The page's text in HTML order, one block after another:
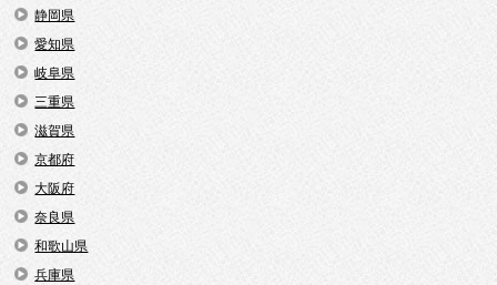
静岡県
愛知県
岐阜県
三重県
滋賀県
京都府
大阪府
奈良県
和歌山県
兵庫県